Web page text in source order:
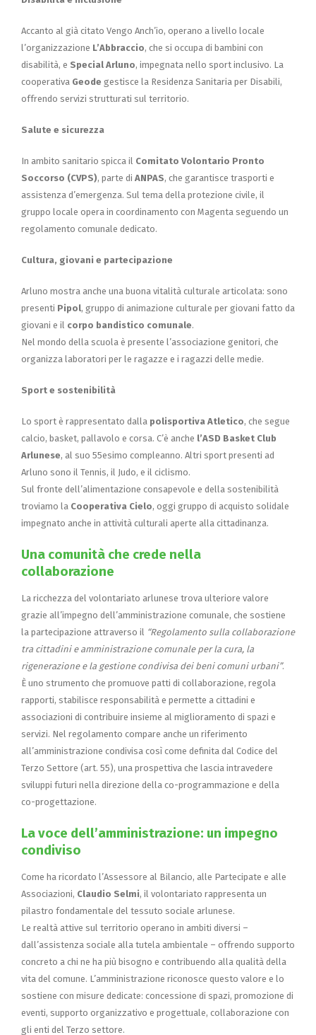
Accanto al già citato Vengo Anch’io, operano a livello locale
l’organizzazione L’Abbraccio, che si occupa di bambini con
disabilità, e Special Arluno, impegnata nello sport inclusivo. La
cooperativa Geode gestisce la Residenza Sanitaria per Disabili,
offrendo servizi strutturati sul territorio.
Salute e sicurezza
In ambito sanitario spicca il Comitato Volontario Pronto
Soccorso (CVPS), parte di ANPAS, che garantisce trasporti e
assistenza d’emergenza. Sul tema della protezione civile, il
gruppo locale opera in coordinamento con Magenta seguendo un
regolamento comunale dedicato.
Cultura, giovani e partecipazione
Arluno mostra anche una buona vitalità culturale articolata: sono
presenti Pipol, gruppo di animazione culturale per giovani fatto da
giovani e il corpo bandistico comunale.
Nel mondo della scuola è presente l’associazione genitori, che
organizza laboratori per le ragazze e i ragazzi delle medie.
Sport e sostenibilità
Lo sport è rappresentato dalla polisportiva Atletico, che segue
calcio, basket, pallavolo e corsa. C’è anche l’ASD Basket Club
Arlunese, al suo 55esimo compleanno. Altri sport presenti ad
Arluno sono il Tennis, il Judo, e il ciclismo.
Sul fronte dell’alimentazione consapevole e della sostenibilità
troviamo la Cooperativa Cielo, oggi gruppo di acquisto solidale
impegnato anche in attività culturali aperte alla cittadinanza.
Una comunità che crede nella
collaborazione
La ricchezza del volontariato arlunese trova ulteriore valore
grazie all’impegno dell’amministrazione comunale, che sostiene
la partecipazione attraverso il “Regolamento sulla collaborazione
tra cittadini e amministrazione comunale per la cura, la
rigenerazione e la gestione condivisa dei beni comuni urbani”.
È uno strumento che promuove patti di collaborazione, regola
rapporti, stabilisce responsabilità e permette a cittadini e
associazioni di contribuire insieme al miglioramento di spazi e
servizi. Nel regolamento compare anche un riferimento
all’amministrazione condivisa così come definita dal Codice del
Terzo Settore (art. 55), una prospettiva che lascia intravedere
sviluppi futuri nella direzione della co-programmazione e della
co-progettazione.
La voce dell’amministrazione: un impegno
condiviso
Come ha ricordato l’Assessore al Bilancio, alle Partecipate e alle
Associazioni, Claudio Selmi, il volontariato rappresenta un
pilastro fondamentale del tessuto sociale arlunese.
Le realtà attive sul territorio operano in ambiti diversi –
dall’assistenza sociale alla tutela ambientale – offrendo supporto
concreto a chi ne ha più bisogno e contribuendo alla qualità della
vita del comune. L’amministrazione riconosce questo valore e lo
sostiene con misure dedicate: concessione di spazi, promozione di
eventi, supporto organizzativo e progettuale, collaborazione con
gli enti del Terzo settore.